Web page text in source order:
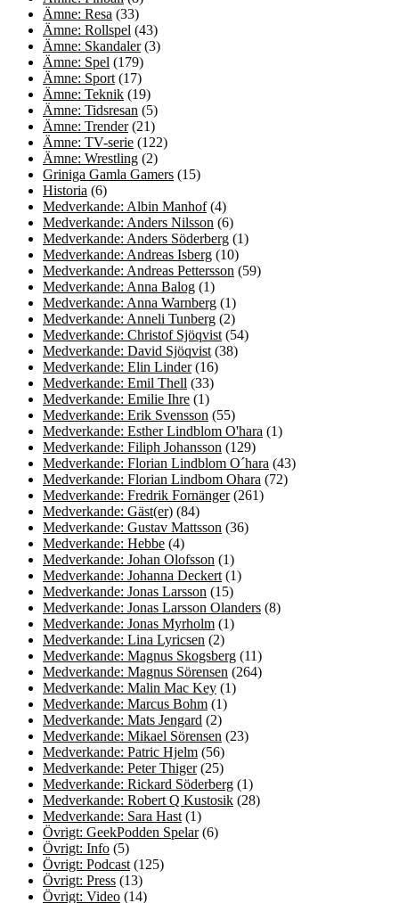
Ämne: Resa (33)
Ämne: Rollspel (43)
Ämne: Skandaler(3)
Ämne: Spel (179)
Ämne: Sport (17)
Ämne: Teknik (19)
Ämne: Tidsresan (5)
Ämne: Trender(21)
Ämne: TV-serie (122)
Ämne: Wrestling (2)
Griniga Gamla Gamers (15)
Historia (6)
Medverkande: Albin Manhof(4)
Medverkande: Anders Nilsson (6)
Medverkande: Anders Söderberg (1)
Medverkande: Andreas Isberg (10)
Medverkande: Andreas Pettersson (59)
Medverkande: Anna Balog (1)
Medverkande: Anna Warnberg (1)
Medverkande: Anneli Tunberg (2)
Medverkande: Christof Sjöqvist (54)
Medverkande: David Sjöqvist (38)
Medverkande: Elin Linder(16)
Medverkande: Emil Thell (33)
Medverkande: Emilie Ihre (1)
Medverkande: Erik Svensson (55)
Medverkande: Esther Lindblom O'hara (1)
Medverkande: Filiph Johansson (129)
Medverkande: Florian Lindblom O´hara (43)
Medverkande: Florian Lindbom Ohara (72)
Medverkande: Fredrik Fornänger(261)
Medverkande: Gäst(er) (84)
Medverkande: Gustav Mattsson (36)
Medverkande: Hebbe (4)
Medverkande: Johan Olofsson (1)
Medverkande: Johanna Deckert (1)
Medverkande: Jonas Larsson (15)
Medverkande: Jonas Larsson Olanders (8)
Medverkande: Jonas Myrholm (1)
Medverkande: Lina Lyricsen (2)
Medverkande: Magnus Skogsberg (11)
Medverkande: Magnus Sörensen (264)
Medverkande: Malin Mac Key (1)
Medverkande: Marcus Bohm (1)
Medverkande: Mats Jengard (2)
Medverkande: Mikael Sörensen (23)
Medverkande: Patric Hjelm (56)
Medverkande: Peter Thiger(25)
Medverkande: Rickard Söderberg (1)
Medverkande: Robert Q Kustosik (28)
Medverkande: Sara Hast (1)
Övrigt: GeekPodden Spelar(6)
Övrigt: Info (5)
Övrigt: Podcast (125)
Övrigt: Press (13)
Övrigt: Video (14)